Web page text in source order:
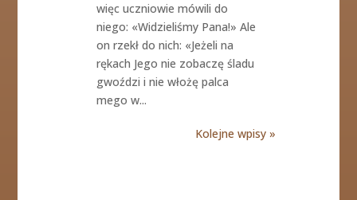
więc uczniowie mówili do
niego: «Widzieliśmy Pana!» Ale
on rzekł do nich: «Jeżeli na
rękach Jego nie zobaczę śladu
gwoździ i nie włożę palca
mego w...
Kolejne wpisy »